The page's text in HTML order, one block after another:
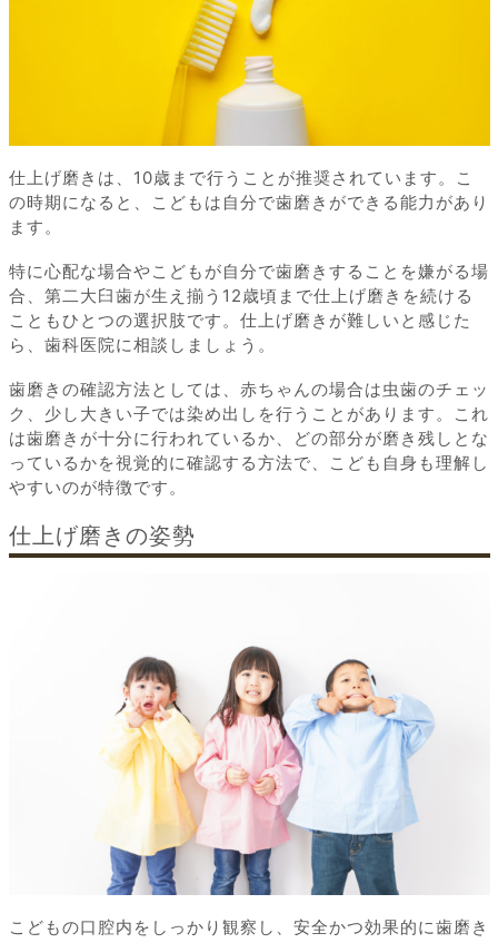
仕上げ磨きは、10歳まで行うことが推奨されています。こ
の時期になると、こどもは自分で歯磨きができる能力があり
ます。
特に心配な場合やこどもが自分で歯磨きすることを嫌がる場
合、第二大臼歯が生え揃う12歳頃まで仕上げ磨きを続ける
こともひとつの選択肢です。仕上げ磨きが難しいと感じた
ら、歯科医院に相談しましょう。
歯磨きの確認方法としては、赤ちゃんの場合は虫歯のチェッ
ク、少し大きい子では染め出しを行うことがあります。これ
は歯磨きが十分に行われているか、どの部分が磨き残しとな
っているかを視覚的に確認する方法で、こども自身も理解し
やすいのが特徴です。
仕上げ磨きの姿勢
こどもの口腔内をしっかり観察し、安全かつ効果的に歯磨き